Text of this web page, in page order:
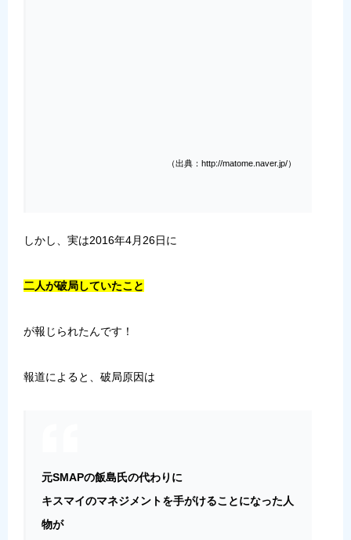
（出典：http://matome.naver.jp/）
しかし、実は2016年4月26日に
二人が破局していたこと
が報じられたんです！
報道によると、破局原因は
元SMAPの飯島氏の代わりに
キスマイのマネジメントを手がけることになった人
物が